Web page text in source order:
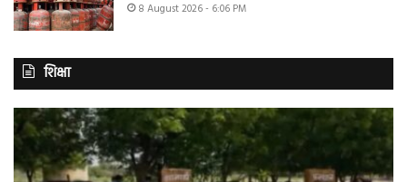
8 August 2026 - 6:06 PM
शिक्षा